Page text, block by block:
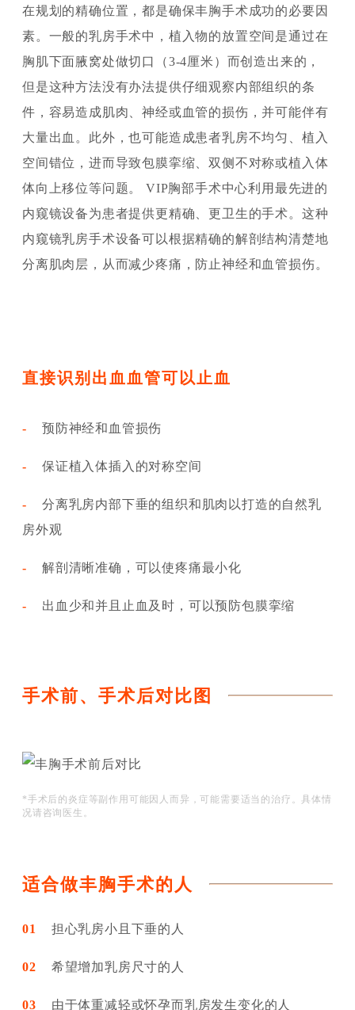
在规划的精确位置，都是确保丰胸手术成功的必要因
素。一般的乳房手术中，植入物的放置空间是通过在
胸肌下面腋窝处做切口（3-4厘米）而创造出来的，
但是这种方法没有办法提供仔细观察内部组织的条
件，容易造成肌肉、神经或血管的损伤，并可能伴有
大量出血。此外，也可能造成患者乳房不均匀、植入
空间错位，进而导致包膜挛缩、双侧不对称或植入体
体向上移位等问题。 VIP胸部手术中心利用最先进的
内窥镜设备为患者提供更精确、更卫生的手术。这种
内窥镜乳房手术设备可以根据精确的解剖结构清楚地
分离肌肉层，从而减少疼痛，防止神经和血管损伤。
直接识别出血血管可以止血
- 预防神经和血管损伤
- 保证植入体插入的对称空间
- 分离乳房内部下垂的组织和肌肉以打造的自然乳
房外观
- 解剖清晰准确，可以使疼痛最小化
- 出血少和并且止血及时，可以预防包膜挛缩
手术前、手术后对比图
*手术后的炎症等副作用可能因人而异，可能需要适当的治疗。具体情
况请咨询医生。
适合做丰胸手术的人
01 担心乳房小且下垂的人
02 希望增加乳房尺寸的人
03 由于体重减轻或怀孕而乳房发生变化的人